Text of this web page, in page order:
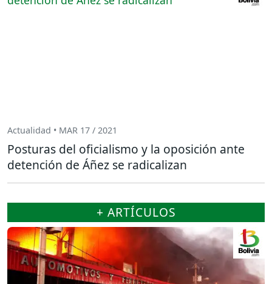
Actualidad • MAR 17 / 2021
Posturas del oficialismo y la oposición ante
detención de Áñez se radicalizan
+ ARTÍCULOS